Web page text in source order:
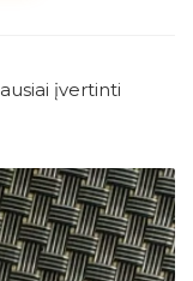
įvertinti